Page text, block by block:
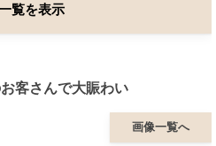
覧を表示
客さんで大賑わい
画像一覧へ